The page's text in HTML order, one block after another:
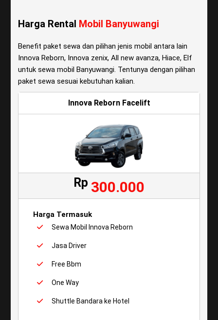
Harga Rental Mobil Banyuwangi
Benefit paket sewa dan pilihan jenis mobil antara lain
Innova Reborn, Innova zenix, All new avanza, Hiace, Elf
untuk sewa mobil Banyuwangi. Tentunya dengan pilihan
paket sewa sesuai kebutuhan kalian.
Innova Reborn Facelift
Rp 300.000
Harga Termasuk
Sewa Mobil Innova Reborn
Jasa Driver
Free Bbm
One Way
Shuttle Bandara ke Hotel